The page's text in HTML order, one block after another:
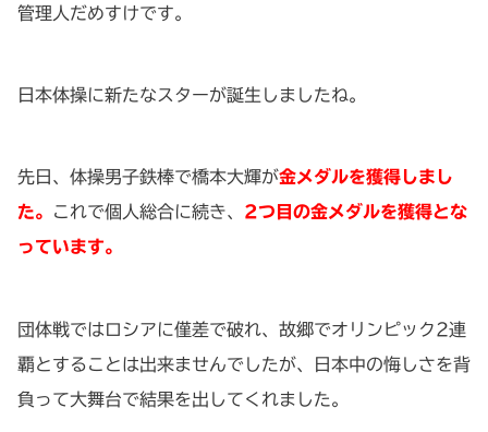
管理人だめすけです。
日本体操に新たなスターが誕生しましたね。
先日、体操男子鉄棒で橋本大輝が金メダルを獲得しまし
た。 これで個人総合に続き、 2つ目の金メダルを獲得とな
っています。
団体戦ではロシアに僅差で破れ、故郷でオリンピック2連
覇とすることは出来ませんでしたが、日本中の悔しさを背
負って大舞台で結果を出してくれました。